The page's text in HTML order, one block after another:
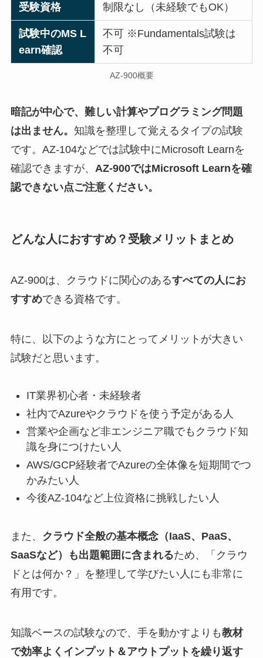
受験資格 制限なし（未経験でもOK）
試験中のMS L
earn確認
不可 ※Fundamentals試験は
不可
AZ-900概要
暗記が中心で、難しい計算やプログラミング問題
は出ません。 知識を整理して覚えるタイプの試験
です。AZ-104などでは試験中にMicrosoft Learnを
確認できますが、 AZ-900ではMicrosoft Learnを確
認できない点ご注意ください。
どんな人におすすめ？受験メリットまとめ
AZ-900は、クラウドに関心のあるすべての人にお
すすめできる資格です。
特に、以下のような方にとってメリットが大きい
試験だと思います。
IT業界初心者・未経験者
社内でAzureやクラウドを使う予定がある人
営業や企画など非エンジニア職でもクラウド知
識を身につけたい人
AWS/GCP経験者でAzureの全体像を短期間でつ
かみたい人
今後AZ-104など上位資格に挑戦したい人
また、 クラウド全般の基本概念（IaaS、PaaS、
SaaSなど）も出題範囲に含まれるため、「クラウ
ドとは何か？」を整理して学びたい人にも非常に
有用です。
知識ベースの試験なので、手を動かすよりも教材
で効率よくインプット＆アウトプットを繰り返す